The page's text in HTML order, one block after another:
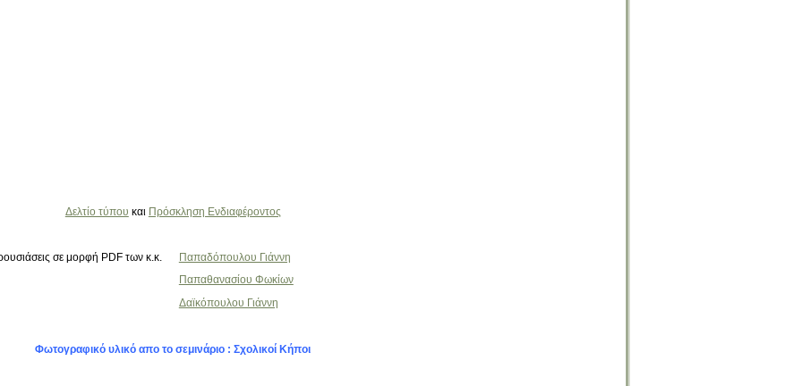
Δελτίο τύπου και Πρόσκληση Ενδιαφέροντος
σε μορφή PDF των κ.κ.
Παπαδόπουλου Γιάννη
Παπαθανασίου Φωκίων
Δαϊκόπουλου Γιάννη
Φωτογραφικό υλικό απο το σεμινάριο : Σχολικοί Κήποι